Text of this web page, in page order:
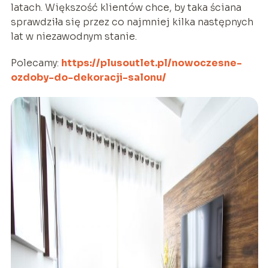
latach. Większość klientów chce, by taka ściana
sprawdziła się przez co najmniej kilka następnych
lat w niezawodnym stanie.
Polecamy: https://plusoutlet.pl/nowoczesne-
ozdoby-do-dekoracji-salonu/